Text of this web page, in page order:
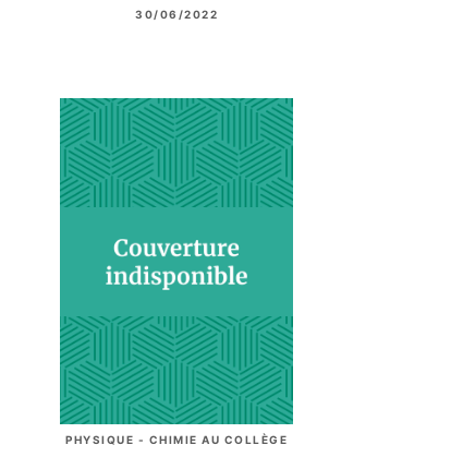
30/06/2022
PHYSIQUE - CHIMIE AU COLLÈGE